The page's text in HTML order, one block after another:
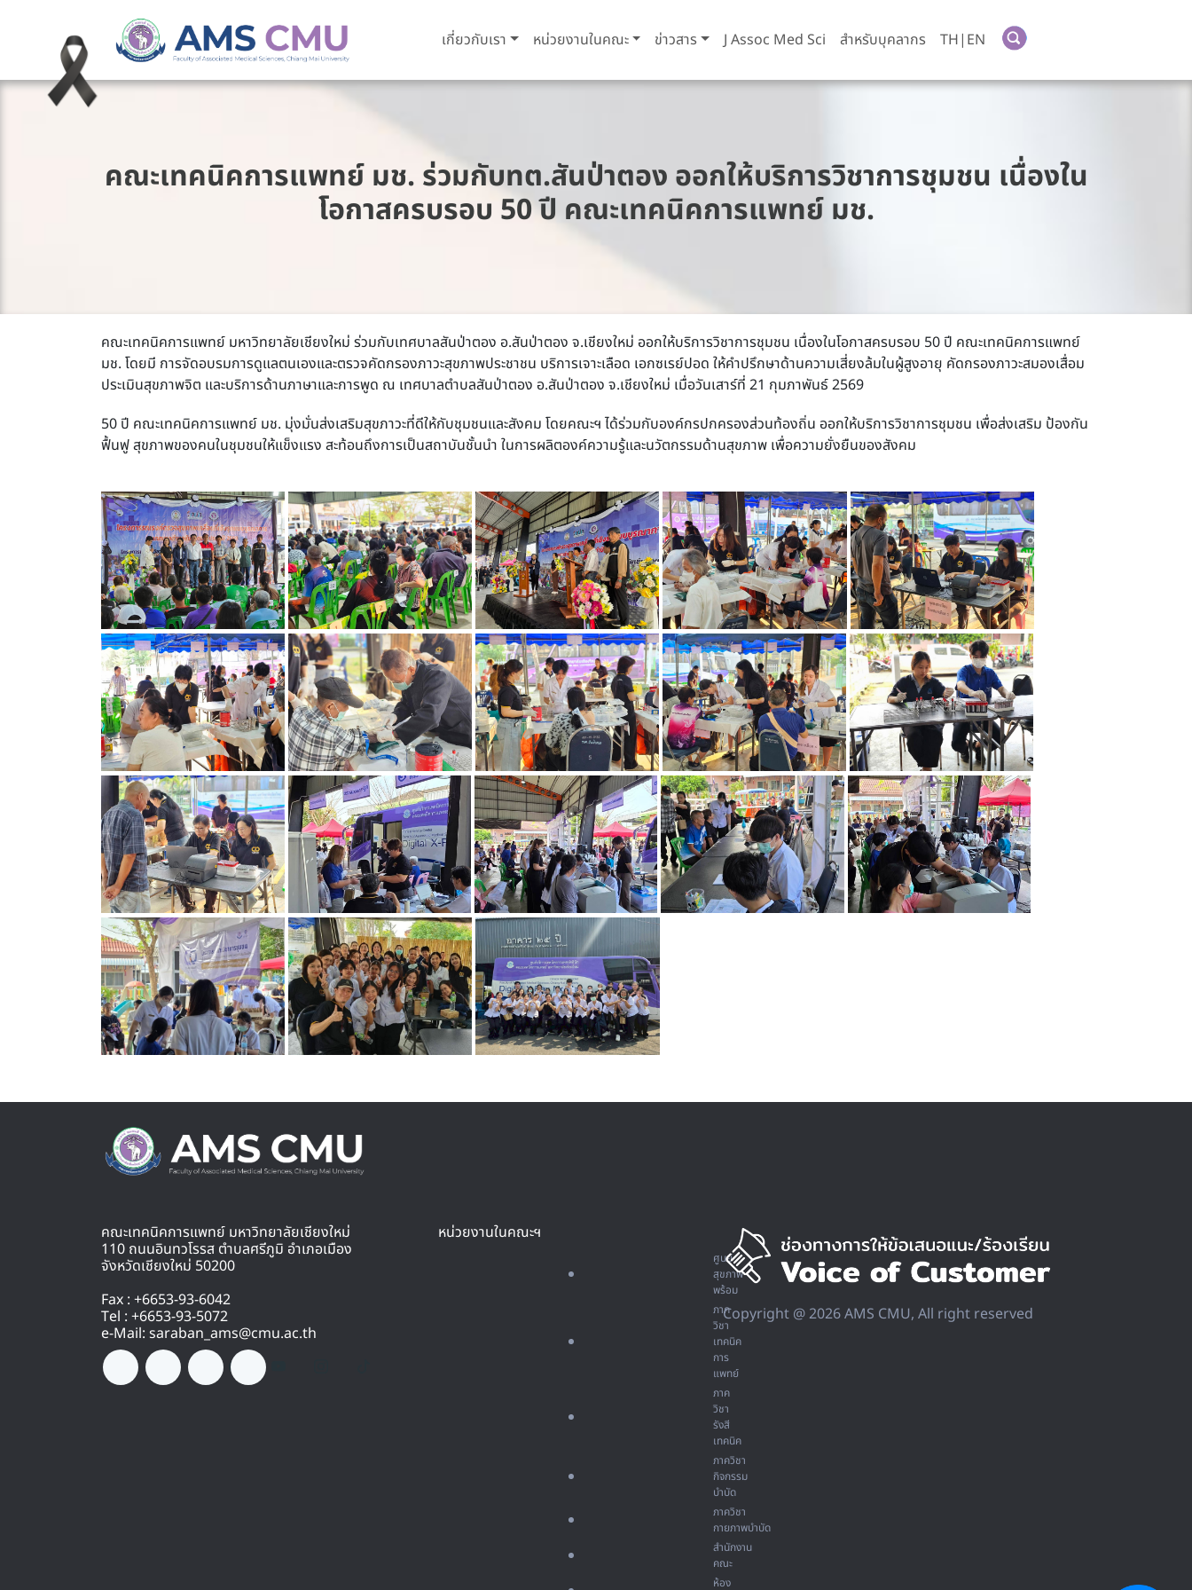
เกี่ยวกับเรา หน่วยงานในคณะ ข่าวสาร J Assoc Med Sci สำหรับบุคลากร TH|EN
คณะเทคนิคการแพทย์ มช. ร่วมกับทต.สันป่าตอง ออกให้บริการวิชาการชุมชน เนื่องใน
โอกาสครบรอบ 50 ปี คณะเทคนิคการแพทย์ มช.
คณะเทคนิคการแพทย์ มหาวิทยาลัยเชียงใหม่ ร่วมกับเทศบาลสันป่าตอง อ.สันป่าตอง จ.เชียงใหม่ ออกให้บริการวิชาการชุมชน เนื่องในโอกาสครบรอบ 50 ปี คณะเทคนิคการแพทย์
มช. โดยมี การจัดอบรมการดูแลตนเองและตรวจคัดกรองภาวะสุขภาพประชาชน บริการเจาะเลือด เอกซเรย์ปอด ให้คำปรึกษาด้านความเสี่ยงล้มในผู้สูงอายุ คัดกรองภาวะสมองเสื่อม
ประเมินสุขภาพจิต และบริการด้านภาษาและการพูด ณ เทศบาลตำบลสันป่าตอง อ.สันป่าตอง จ.เชียงใหม่ เมื่อวันเสาร์ที่ 21 กุมภาพันธ์ 2569
50 ปี คณะเทคนิคการแพทย์ มช. มุ่งมั่นส่งเสริมสุขภาวะที่ดีให้กับชุมชนและสังคม โดยคณะฯ ได้ร่วมกับองค์กรปกครองส่วนท้องถิ่น ออกให้บริการวิชาการชุมชน เพื่อส่งเสริม ป้องกัน
ฟื้นฟู สุขภาพของคนในชุมชนให้แข็งแรง สะท้อนถึงการเป็นสถาบันชั้นนำ ในการผลิตองค์ความรู้และนวัตกรรมด้านสุขภาพ เพื่อความยั่งยืนของสังคม
คณะเทคนิคการแพทย์ มหาวิทยาลัยเชียงใหม่
110 ถนนอินทวโรรส ตำบลศรีภูมิ อำเภอเมือง
จังหวัดเชียงใหม่ 50200
Fax : +6653-93-6042
Tel : +6653-93-5072
e-Mail: saraban_ams@cmu.ac.th
หน่วยงานในคณะฯ
ศูนย์
สุขภาพ
พร้อม
ภาค
วิชา
เทคนิค
การ
แพทย์
ภาค
วิชา
รังสี
เทคนิค
ภาควิชา
กิจกรรม
บำบัด
ภาควิชา
กายภาพบำบัด
สำนักงาน
คณะ
ห้อง
Copyright @ 2026 AMS CMU, All right reserved